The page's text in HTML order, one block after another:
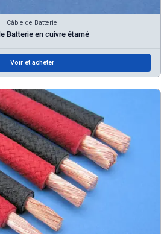
Câble de Batterie
Batterie en cuivre étamé
Voir et acheter